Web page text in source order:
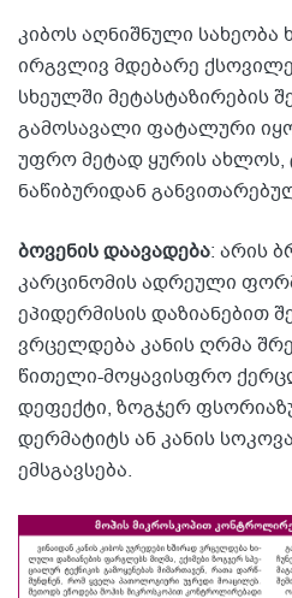
კიბოს აღნიშნული
ირგვლივ მდებარე
სხეულში მეტასტაზირების
გამოსავალი ფატალური
უფრო მეტად ყურის ახლოს,
ნაწიბურიდან
ბოვენის დაავადება: არის
კარცინომის ადრეული
ეპიდერმისის დაზიანებით
ვრცელდება კანის ღრმა
წითელი-მოყავისფრო
დეფექტი, ზოგჯერ
დერმატიტს ან კანის
ემსგავსება.